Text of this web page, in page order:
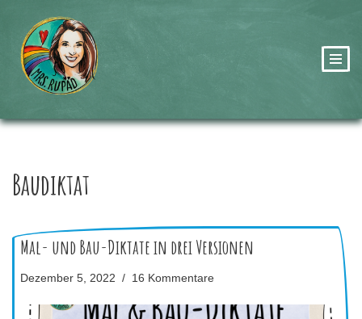
Zum
Inhalt
springen
Baudiktat
Mal- und Bau-Diktate in drei Versionen
Dezember 5, 2022 16 Kommentare